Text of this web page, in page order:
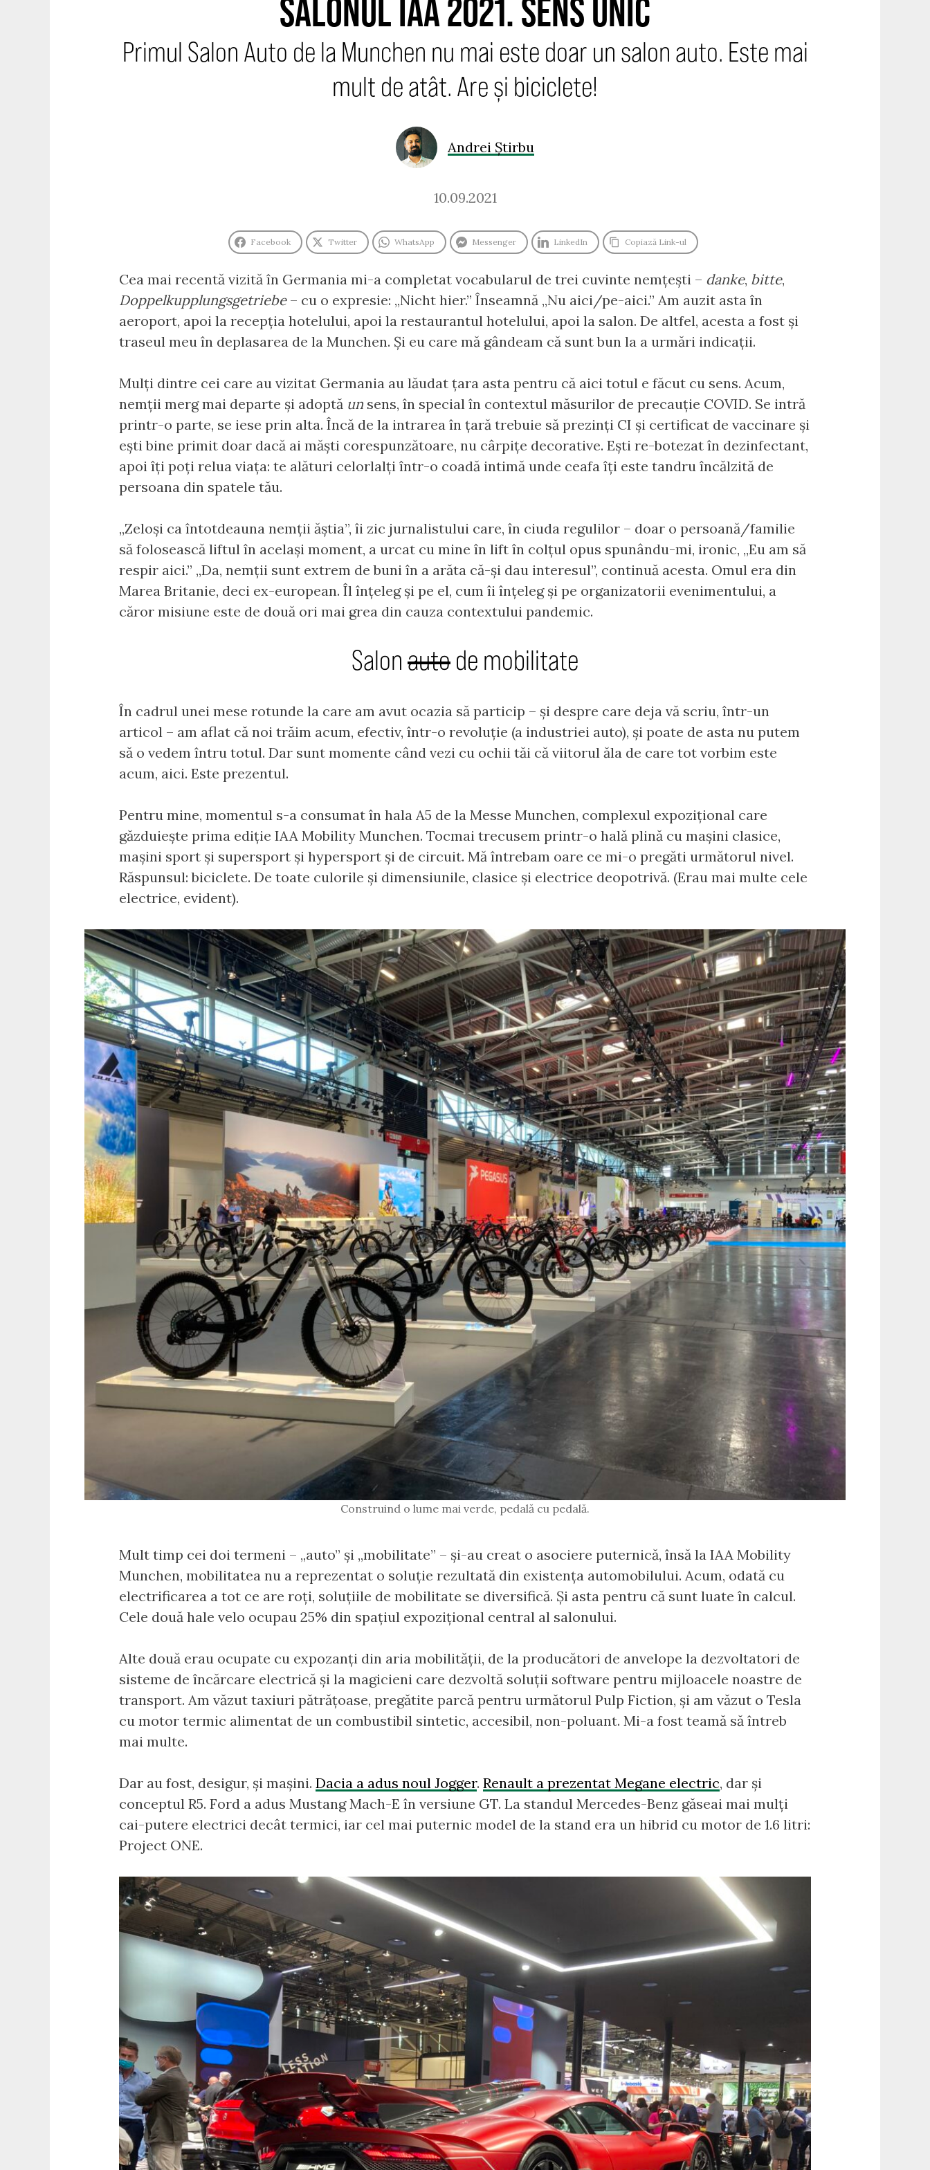
SALONUL IAA 2021. SENS UNIC
Primul Salon Auto de la Munchen nu mai este doar un salon auto. Este mai
mult de atât. Are și biciclete!
Andrei Știrbu
10.09.2021
Facebook Twitter WhatsApp Messenger LinkedIn Copiază Link-ul
Cea mai recentă vizită în Germania mi-a completat vocabularul de trei cuvinte nemțești – danke, bitte,
Doppelkupplungsgetriebe– cu o expresie: „Nicht hier.” Înseamnă „Nu aici/pe-aici.” Am auzit asta în
aeroport, apoi la recepția hotelului, apoi la restaurantul hotelului, apoi la salon. De altfel, acesta a fost și
traseul meu în deplasarea de la Munchen. Și eu care mă gândeam că sunt bun la a urmări indicații.
Mulți dintre cei care au vizitat Germania au lăudat țara asta pentru că aici totul e făcut cu sens. Acum,
nemții merg mai departe și adoptă un sens, în special în contextul măsurilor de precauție COVID. Se intră
printr-o parte, se iese prin alta. Încă de la intrarea în țară trebuie să prezinți CI și certificat de vaccinare și
ești bine primit doar dacă ai măști corespunzătoare, nu cârpițe decorative. Ești re-botezat în dezinfectant,
apoi îți poți relua viața: te alături celorlalți într-o coadă intimă unde ceafa îți este tandru încălzită de
persoana din spatele tău.
„Zeloși ca întotdeauna nemții ăștia”, îi zic jurnalistului care, în ciuda regulilor – doar o persoană/familie
să folosească liftul în același moment, a urcat cu mine în lift în colțul opus spunându-mi, ironic, „Eu am să
respir aici.” „Da, nemții sunt extrem de buni în a arăta că-și dau interesul”, continuă acesta. Omul era din
Marea Britanie, deci ex-european. Îl înțeleg și pe el, cum îi înțeleg și pe organizatorii evenimentului, a
căror misiune este de două ori mai grea din cauza contextului pandemic.
Salonautode mobilitate
În cadrul unei mese rotunde la care am avut ocazia să particip – și despre care deja vă scriu, într-un
articol – am aflat că noi trăim acum, efectiv, într-o revoluție (a industriei auto), și poate de asta nu putem
să o vedem întru totul. Dar sunt momente când vezi cu ochii tăi că viitorul ăla de care tot vorbim este
acum, aici. Este prezentul.
Pentru mine, momentul s-a consumat în hala A5 de la Messe Munchen, complexul expozițional care
găzduiește prima ediție IAA Mobility Munchen. Tocmai trecusem printr-o hală plină cu mașini clasice,
mașini sport și supersport și hypersport și de circuit. Mă întrebam oare ce mi-o pregăti următorul nivel.
Răspunsul: biciclete. De toate culorile și dimensiunile, clasice și electrice deopotrivă. (Erau mai multe cele
electrice, evident).
Construind o lume mai verde, pedală cu pedală.
Mult timp cei doi termeni – „auto” și „mobilitate” – și-au creat o asociere puternică, însă la IAA Mobility
Munchen, mobilitatea nu a reprezentat o soluție rezultată din existența automobilului. Acum, odată cu
electrificarea a tot ce are roți, soluțiile de mobilitate se diversifică. Și asta pentru că sunt luate în calcul.
Cele două hale velo ocupau 25% din spațiul expozițional central al salonului.
Alte două erau ocupate cu expozanți din aria mobilității, de la producători de anvelope la dezvoltatori de
sisteme de încărcare electrică și la magicieni care dezvoltă soluții software pentru mijloacele noastre de
transport. Am văzut taxiuri pătrățoase, pregătite parcă pentru următorul Pulp Fiction, și am văzut o Tesla
cu motor termic alimentat de un combustibil sintetic, accesibil, non-poluant. Mi-a fost teamă să întreb
mai multe.
Dar au fost, desigur, și mașini. Dacia a adus noul Jogger. Renault a prezentat Megane electric, dar și
conceptul R5. Ford a adus Mustang Mach-E în versiune GT. La standul Mercedes-Benz găseai mai mulți
cai-putere electrici decât termici, iar cel mai puternic model de la stand era un hibrid cu motor de 1.6 litri:
Project ONE.